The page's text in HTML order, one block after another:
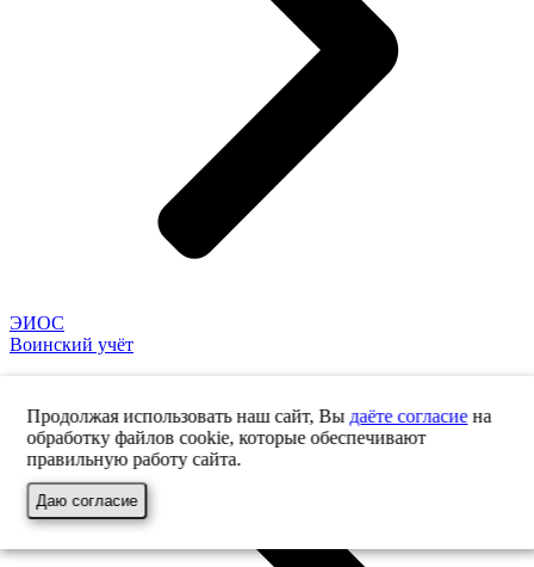
ЭИОС
Воинский учёт
Продолжая использовать наш сайт, Вы даёте согласиена
обработку файлов cookie, которые обеспечивают
правильную работу сайта.
Даю согласие